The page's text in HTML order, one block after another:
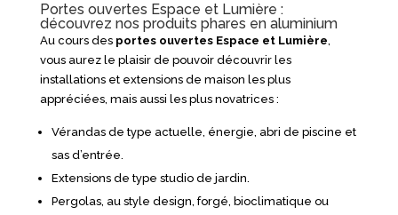
Portes ouvertes Espace et Lumière :
découvrez nos produits phares en aluminium
Au cours des portes ouvertes Espace et Lumière,
vous aurez le plaisir de pouvoir découvrir les
installations et extensions de maison les plus
appréciées, mais aussi les plus novatrices :
Vérandas de type actuelle, énergie, abri de piscine et
sas d’entrée.
Extensions de type studio de jardin.
Pergolas, au style design, forgé, bioclimatique ou